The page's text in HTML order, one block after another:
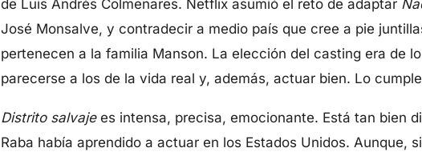
de Luis Andrés Colmenares. Netflix asumió el reto de adaptar
José Monsalve, y contradecir a medio país que cree a pie
pertenecen a la familia Manson. La elección del casting era de
parecerse a los de la vida real y, además, actuar bien. Lo
Distrito salvajees intensa, precisa, emocionante. Está tan bien
Raba había aprendido a actuar en los Estados Unidos. Aunque,